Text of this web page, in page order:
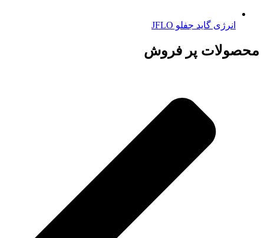
انرژی گاید جفلو JFLO
محصولات پر فروش